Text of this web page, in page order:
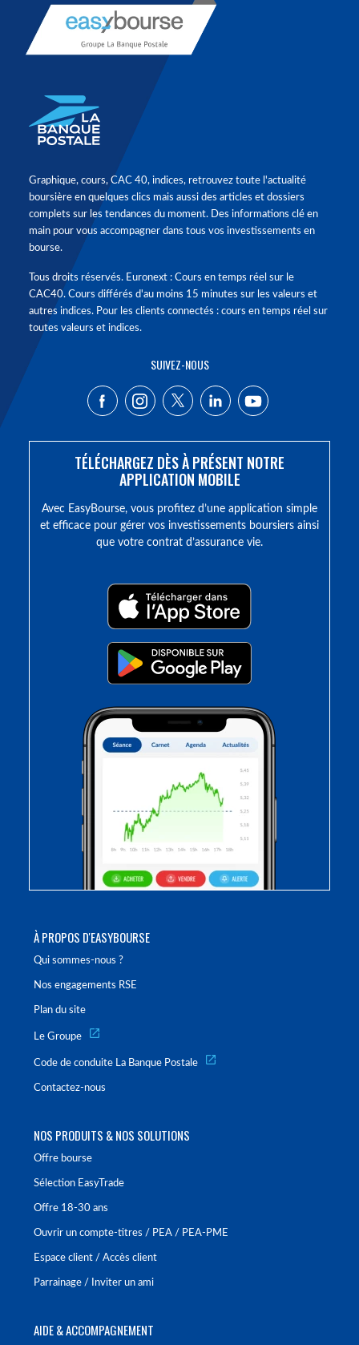
À PROPOS D'EASYBOURSE
Qui sommes-nous ?
Nos engagements RSE
Plan du site
Le Groupe
Code de conduite La Banque Postale
Contactez-nous
NOS PRODUITS & NOS SOLUTIONS
Offre bourse
Sélection EasyTrade
Offre 18-30 ans
Ouvrir un compte-titres / PEA / PEA-PME
Espace client / Accès client
Parrainage / Inviter un ami
AIDE & ACCOMPAGNEMENT
Graphique, cours, CAC 40, indices, retrouvez toute l'actualité
boursière en quelques clics mais aussi des articles et dossiers
complets sur les tendances du moment. Des informations clé en
main pour vous accompagner dans tous vos investissements en
bourse.
Tous droits réservés. Euronext : Cours en temps réel sur le
CAC40. Cours différés d'au moins 15 minutes sur les valeurs et
autres indices. Pour les clients connectés : cours en temps réel sur
toutes valeurs et indices.
SUIVEZ-NOUS
TÉLÉCHARGEZ DÈS À PRÉSENT NOTRE
APPLICATION MOBILE
Avec EasyBourse, vous profitez d’une application simple
et efficace pour gérer vos investissements boursiers ainsi
que votre contrat d’assurance vie.